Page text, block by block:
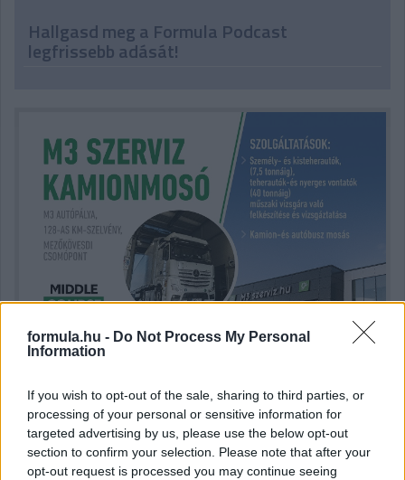
formula.hu - Do Not Process My Personal
Information
If you wish to opt-out of the sale, sharing to third parties, or
processing of your personal or sensitive information for
targeted advertising by us, please use the below opt-out
section to confirm your selection. Please note that after your
opt-out request is processed you may continue seeing
Hallgasd meg a Formula Podcast
legfrissebb adását!
Kövess minket a Facebookon